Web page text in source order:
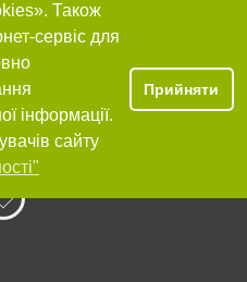
Також
сервіс для
інформації.
сайту
Прийняти